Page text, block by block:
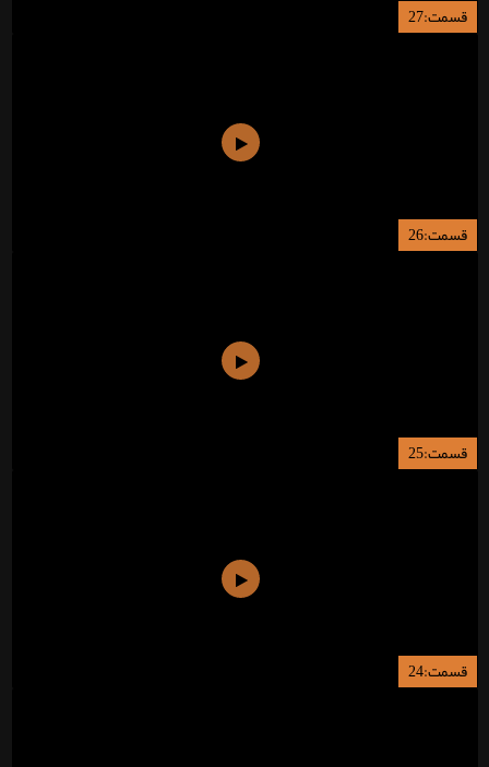
قسمت:27
قسمت:26
قسمت:25
قسمت:24